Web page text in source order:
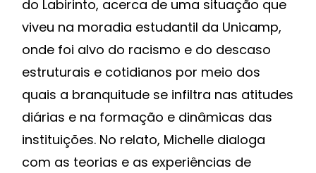
do Labirinto, acerca de uma situação que
viveu na moradia estudantil da Unicamp,
onde foi alvo do racismo e do descaso
estruturais e cotidianos por meio dos
quais a branquitude se infiltra nas atitudes
diárias e na formação e dinâmicas das
instituições. No relato, Michelle dialoga
com as teorias e as experiências de